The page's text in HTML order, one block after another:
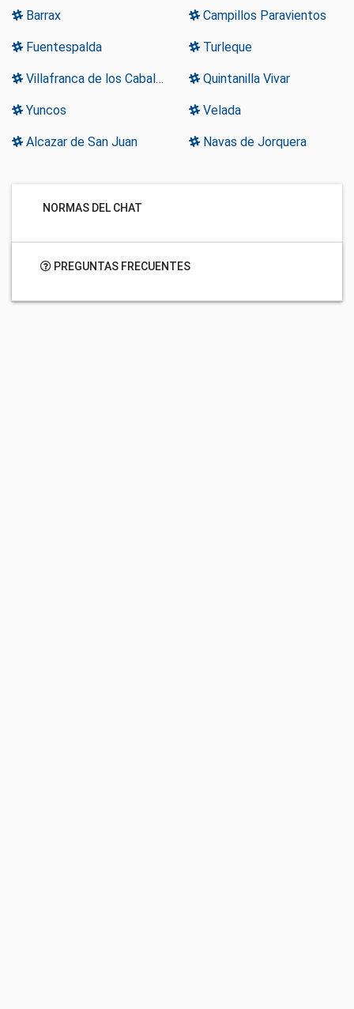
Barrax Campillos Paravientos
Fuentespalda Turleque
Villafranca de los Caballeros Quintanilla Vivar
Yuncos Velada
Alcazar de San Juan Navas de Jorquera
NORMAS DEL CHAT
PREGUNTAS FRECUENTES